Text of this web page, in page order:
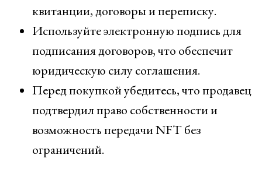
квитанции, договоры и переписку.
Используйте электронную подпись для
подписания договоров, что обеспечит
юридическую силу соглашения.
Перед покупкой убедитесь, что продавец
подтвердил право собственности и
возможность передачи NFT без
ограничений.